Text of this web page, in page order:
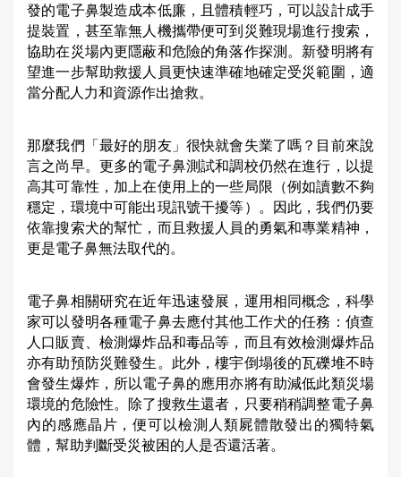
發的電子鼻製造成本低廉，且體積輕巧，可以設計成手
提裝置，甚至靠無人機攜帶便可到災難現場進行搜索，
協助在災場內更隱蔽和危險的角落作探測。新發明將有
望進一步幫助救援人員更快速準確地確定受災範圍，適
當分配人力和資源作出搶救。
那麼我們「最好的朋友」很快就會失業了嗎？目前來說
言之尚早。更多的電子鼻測試和調校仍然在進行，以提
高其可靠性，加上在使用上的一些局限（例如讀數不夠
穩定，環境中可能出現訊號干擾等）。因此，我們仍要
依靠搜索犬的幫忙，而且救援人員的勇氣和專業精神，
更是電子鼻無法取代的。
電子鼻相關研究在近年迅速發展，運用相同概念，科學
家可以發明各種電子鼻去應付其他工作犬的任務：偵查
人口販賣、檢測爆炸品和毒品等，而且有效檢測爆炸品
亦有助預防災難發生。此外，樓宇倒塌後的瓦礫堆不時
會發生爆炸，所以電子鼻的應用亦將有助減低此類災場
環境的危險性。除了搜救生還者，只要稍稍調整電子鼻
內的感應晶片，便可以檢測人類屍體散發出的獨特氣
體，幫助判斷受災被困的人是否還活著。